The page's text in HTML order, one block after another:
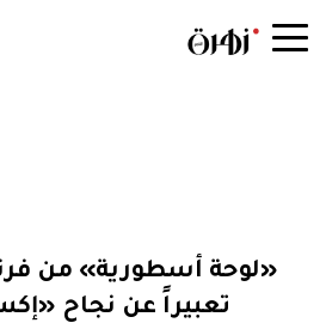
«لوحة أسطورية» من
تعبيراً عن نجاح «إكسبو